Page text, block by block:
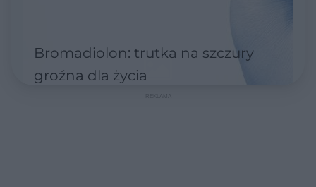
Bromadiolon: trutka na szczury
groźna dla życia